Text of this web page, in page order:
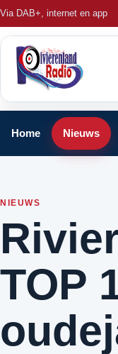
Via DAB+, internet en app
Home Nieuws
NIEUWS
TOP